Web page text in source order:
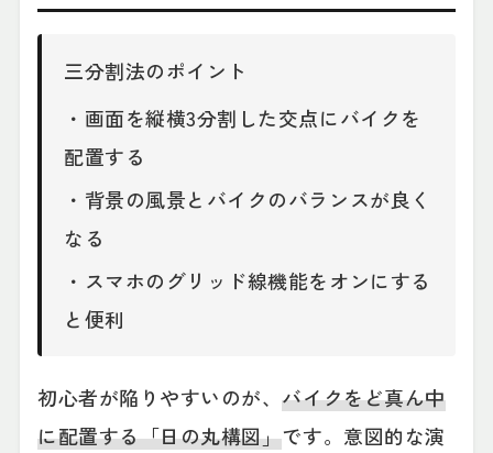
三分割法のポイント
・画面を縦横3分割した交点にバイクを
配置する
・背景の風景とバイクのバランスが良く
なる
・スマホのグリッド線機能をオンにする
と便利
初心者が陥りやすいのが、バイクをど真ん中
に配置する「日の丸構図」です。意図的な演